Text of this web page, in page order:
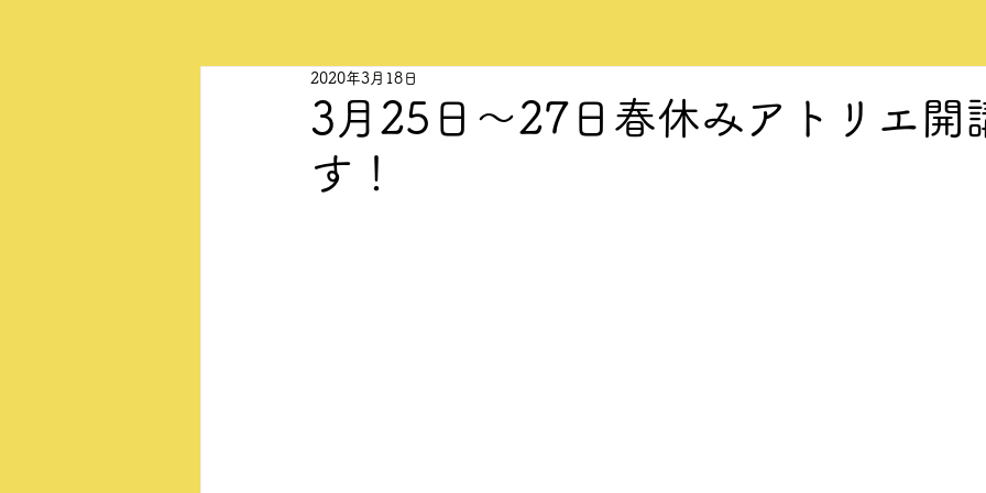
3月25日〜27日春休みアトリエ開
す！
2020年3月18日